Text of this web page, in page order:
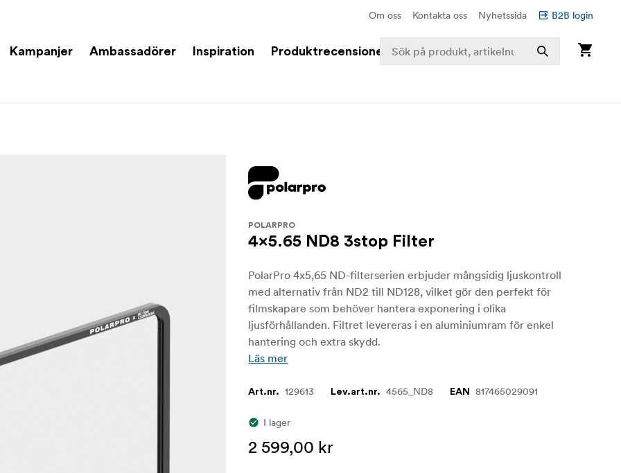
Om oss Kontakta oss Nyhetssida B2B login
Kampanjer Ambassadörer Inspiration Produktrecensioner
POLARPRO
4x5.65 ND8 3stop Filter
PolarPro 4x5,65 ND-filterserien erbjuder mångsidig ljuskontroll
med alternativ från ND2 till ND128, vilket gör den perfekt för
filmskapare som behöver hantera exponering i olika
ljusförhållanden. Filtret levereras i en aluminiumram för enkel
hantering och extra skydd.
Läs mer
Art.nr. 129613 Lev.art.nr. 4565_ND8 EAN 817465029091
I lager
2 599,00 kr